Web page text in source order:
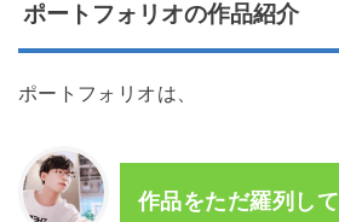
ポートフォリオの作品紹介
ポートフォリオは、
作品をただ羅列し